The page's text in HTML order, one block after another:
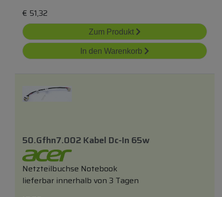
€ 51,32
Zum Produkt
In den Warenkorb
50.gfhn7.002 Kabel Dc-In 65w
Netzteilbuchse Notebook
lieferbar innerhalb von 3 Tagen